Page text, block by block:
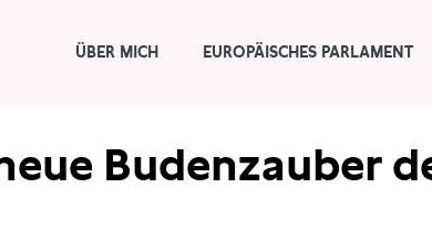
ÜBER MICH EUROPÄISCHES PARLAMENT
Budenzauber